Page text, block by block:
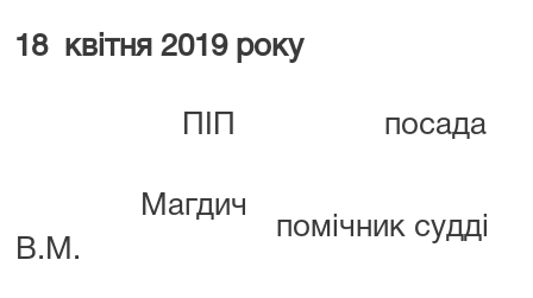
18 квітня 2019 року
посада
Магдич
В.М.
помічник судді